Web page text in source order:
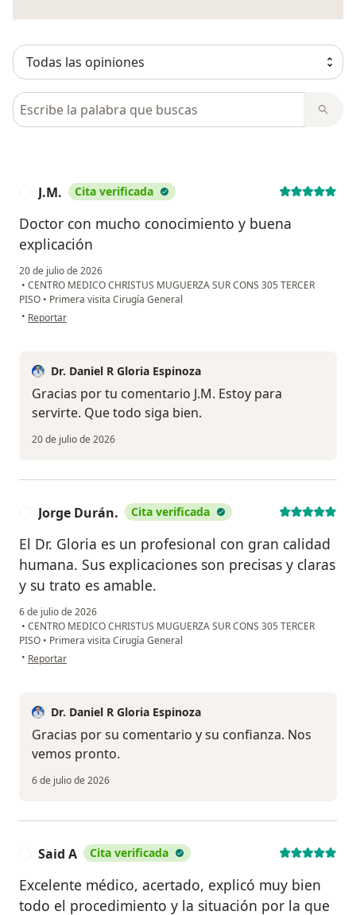
Busca en opiniones
J.M. Cita verificada
Doctor con mucho conocimiento y buena
explicación
20 de julio de 2026
• CENTRO MEDICO CHRISTUS MUGUERZA SUR CONS 305 TERCER
PISO • Primera visita Cirugía General
• en opinión del usuario J.M.
Reportar
Dr. Daniel R Gloria Espinoza
Gracias por tu comentario J.M. Estoy para
servirte. Que todo siga bien.
20 de julio de 2026
Jorge Durán. Cita verificada
El Dr. Gloria es un profesional con gran calidad
humana. Sus explicaciones son precisas y claras
y su trato es amable.
6 de julio de 2026
• CENTRO MEDICO CHRISTUS MUGUERZA SUR CONS 305 TERCER
PISO • Primera visita Cirugía General
• en opinión del usuario Jorge Durán.
Reportar
Dr. Daniel R Gloria Espinoza
Gracias por su comentario y su confianza. Nos
vemos pronto.
6 de julio de 2026
Said A Cita verificada
Excelente médico, acertado, explicó muy bien
todo el procedimiento y la situación por la que